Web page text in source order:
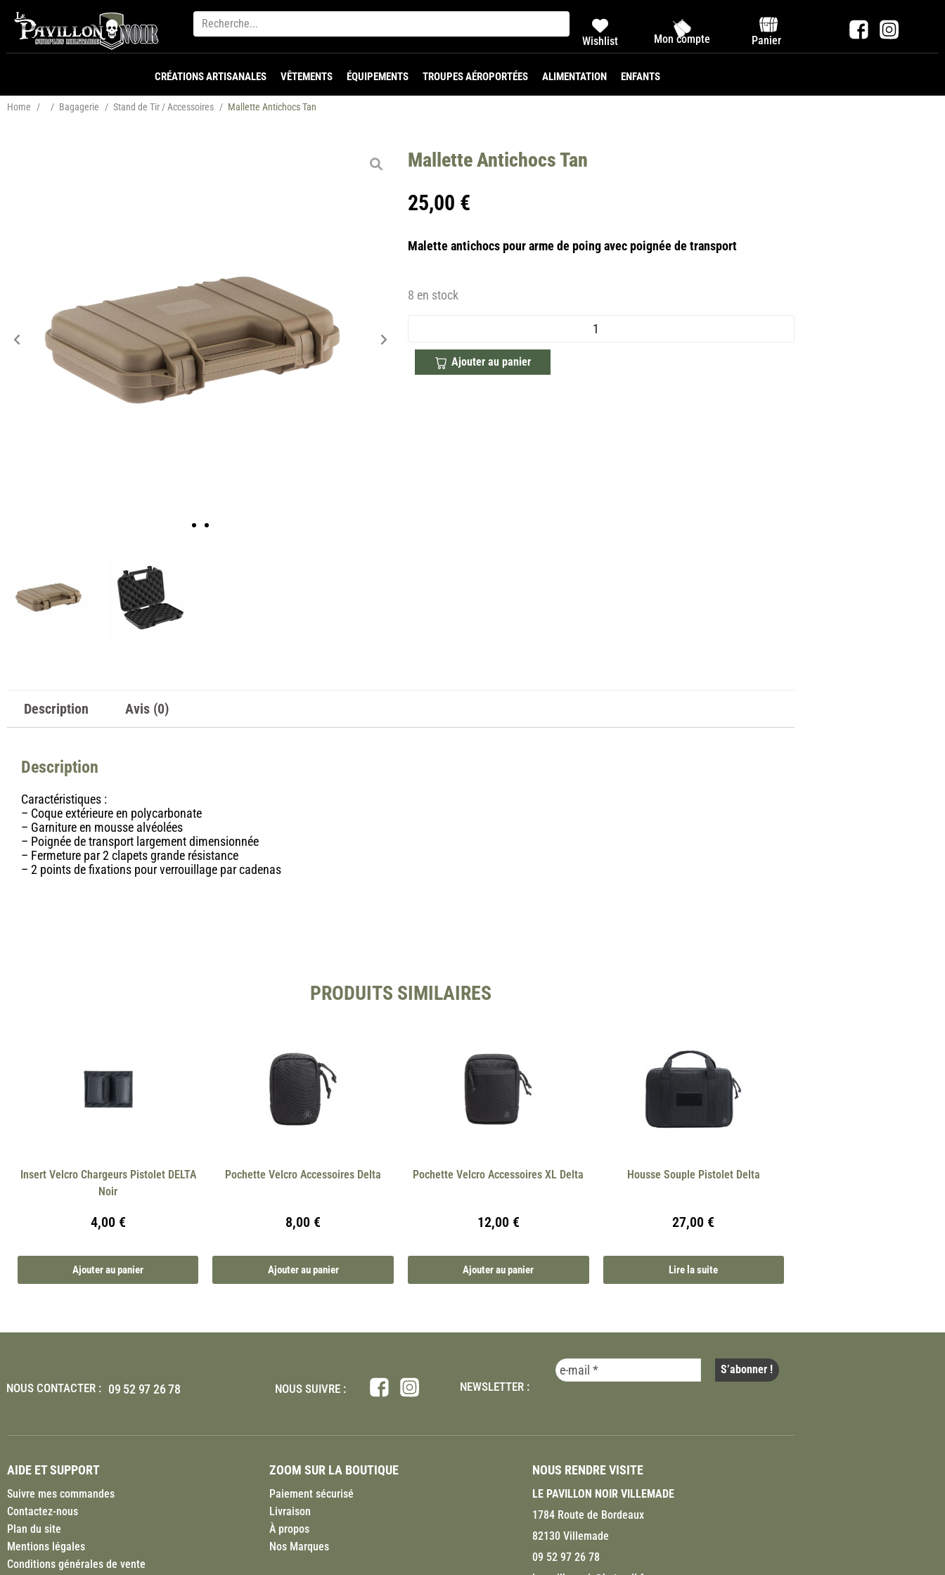
Wishlist Mon compte Panier
CRÉATIONS ARTISANALES VÊTEMENTS ÉQUIPEMENTS TROUPES AÉROPORTÉES ALIMENTATION ENFANTS
Home / / Bagagerie / Stand de Tir / Accessoires / Mallette Antichocs Tan
Mallette Antichocs Tan
25,00 €
Maletteantichocs pour arme de poing avec poignée de transport
8 en stock
Ajouter au panier
Description Avis (0)
Description
Caractéristiques :
– Coque extérieure en polycarbonate
– Garniture en mousse alvéolées
– Poignée de transport largement dimensionnée
– Fermeture par 2 clapets grande résistance
– 2 points de fixations pour verrouillage par cadenas
PRODUITS SIMILAIRES
Insert Velcro Chargeurs Pistolet DELTA
Noir
4,00 €
Ajouter au panier
Pochette Velcro Accessoires Delta
8,00 €
Ajouter au panier
Pochette Velcro Accessoires XL Delta
12,00 €
Ajouter au panier
Housse Souple Pistolet Delta
27,00 €
Lire la suite
NOUS CONTACTER : 09 52 97 26 78 NOUS SUIVRE : NEWSLETTER :
AIDE ET SUPPORT
Suivre mes commandes
Contactez-nous
Plan du site
Mentions légales
Conditions générales de vente
ZOOM SUR LA BOUTIQUE
Paiement sécurisé
Livraison
À propos
Nos Marques
NOUS RENDRE VISITE
LE PAVILLON NOIR VILLEMADE
1784 Route de Bordeaux
82130 Villemade
09 52 97 26 78